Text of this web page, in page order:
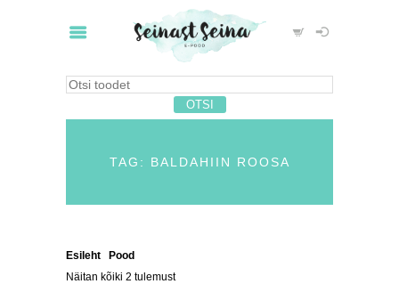
TAG: BALDAHIIN ROOSA
Esileht Pood
Näitan kõiki 2 tulemust